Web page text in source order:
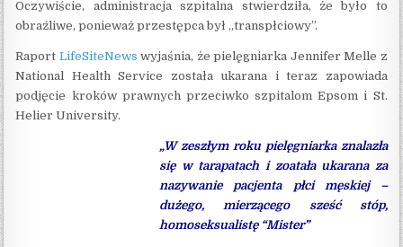
Oczywiście, administracja szpitalna stwierdziła, że było to
obraźliwe, ponieważ przestępca był „transpłciowy”.
Raport LifeSiteNews wyjaśnia, że ​​pielęgniarka Jennifer Melle z
National Health Service została ukarana i teraz zapowiada
podjęcie kroków prawnych przeciwko szpitalom Epsom i St.
Helier University.
„W zeszłym roku pielęgniarka znalazła
się w tarapatach i zoatała ukarana za
nazywanie pacjenta płci męskiej –
dużego, mierzącego sześć stóp,
homoseksualistę “Mister”